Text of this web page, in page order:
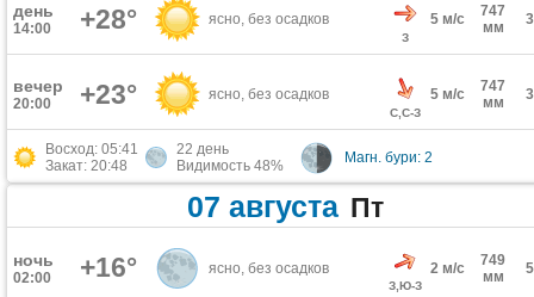
день
14:00 +28° ясно, без осадков
З
5 м/с
747
мм
вечер
20:00 +23° ясно, без осадков
С,С-З
5 м/с
747
мм
Восход: 05:41
Закат: 20:48
22 день
Видимость 48%
Магн. бури: 2
07 августа Пт
ночь
02:00 +16° ясно, без осадков
З,Ю-З
2 м/с
749
мм